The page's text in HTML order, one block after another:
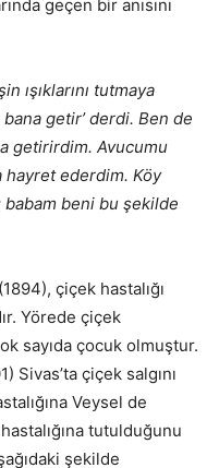
geçen bir anısını
ışıklarını tutmaya
bana getir’ derdi. Ben de
getirirdim. Avucumu
hayret ederdim. Köy
beni bu şekilde
çiçek hastalığı
Yörede çiçek
sayıda çocuk olmuştur.
Sivas’ta çiçek salgını
Veysel de
tutulduğunu
şekilde